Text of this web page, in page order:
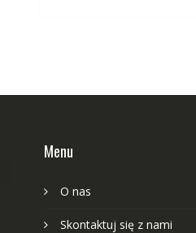
Menu
O nas
Skontaktuj się z nami